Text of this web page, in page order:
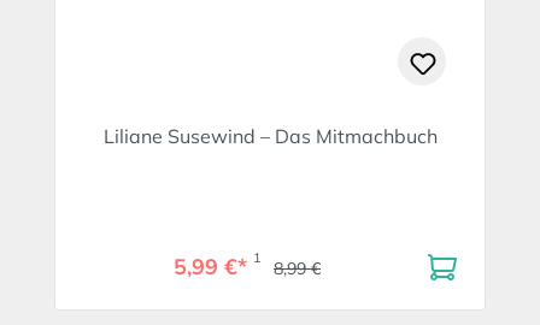
Liliane Susewind – Das Mitmachbuch
5,99 €* 1 8,99 €